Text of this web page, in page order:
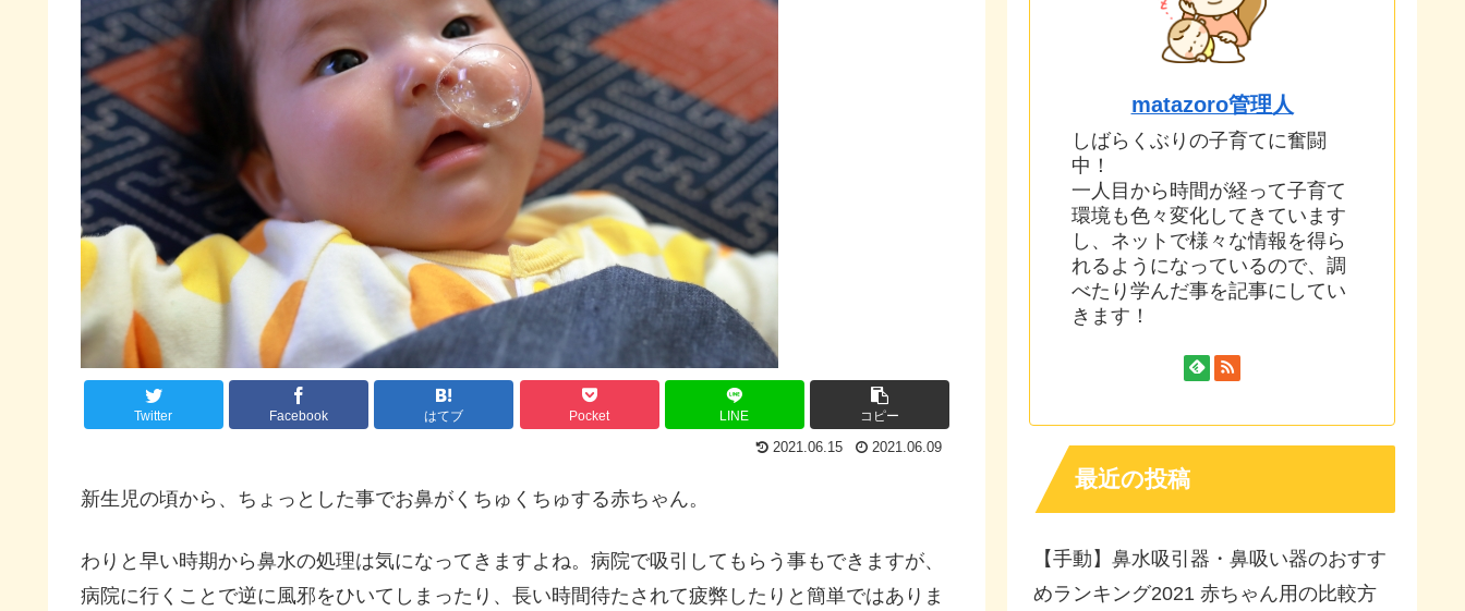
Twitter Facebook はてブ Pocket LINE コピー
2021.06.15 2021.06.09
新生児の頃から、ちょっとした事でお鼻がくちゅくちゅする赤ちゃん。
わりと早い時期から鼻水の処理は気になってきますよね。病院で吸引してもらう事もできますが、
病院に行くことで逆に風邪をひいてしまったり、長い時間待たされて疲弊したりと簡単ではありま
matazoro管理人
しばらくぶりの子育てに奮闘
中！
一人目から時間が経って子育て
環境も色々変化してきています
し、ネットで様々な情報を得ら
れるようになっているので、調
べたり学んだ事を記事にしてい
きます！
最近の投稿
【手動】鼻水吸引器・鼻吸い器のおすす
めランキング2021 赤ちゃん用の比較方